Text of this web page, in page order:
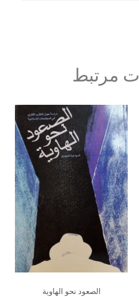
مرتبط
الصعود نحو الهاویة